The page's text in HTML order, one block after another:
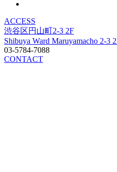
ACCESS
渋谷区円山町2-3 2F
Shibuya Ward Maruyamacho 2-3
03-5784-7088
CONTACT